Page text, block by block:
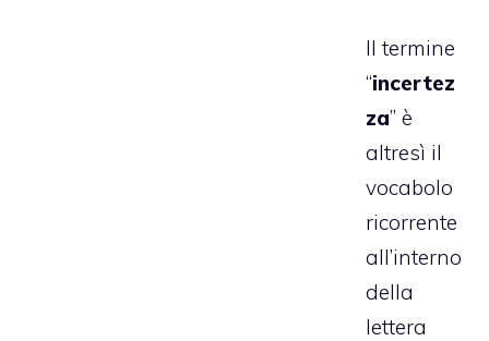
Il termine
“incertez
za” è
altresì il
vocabolo
ricorrente
all’interno
della
lettera